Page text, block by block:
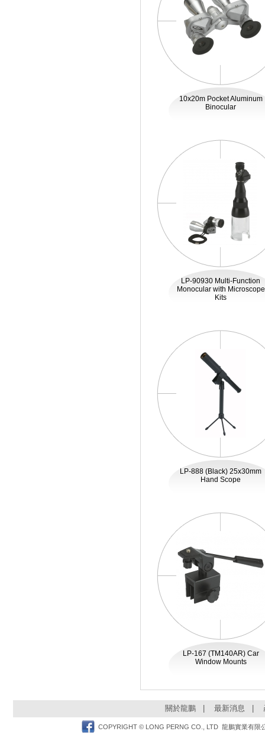
10x20m Pocket Aluminum
Binocular
LP-90930 Multi-Function
Monocular with Microscope
Kits
LP-888 (Black) 25x30mm
Hand Scope
LP-167 (TM140AR) Car
Window Mounts
關於龍鵬| 最新消息
Facebook
COPYRIGHT © LONG PERNG CO., LTD 龍鵬實業有